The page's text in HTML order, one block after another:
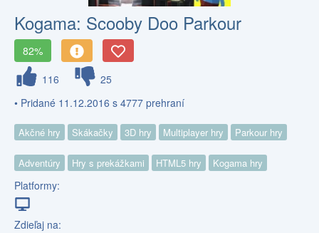
Kogama: Scooby Doo Parkour
82%
116
25
• Pridané 11.12.2016 s 4777 prehraní
Akčné hry Skákačky 3D hry Multiplayer hry Parkour hry
Adventúry Hry s prekážkami HTML5 hry Kogama hry
Platformy:
Zdieľaj na: